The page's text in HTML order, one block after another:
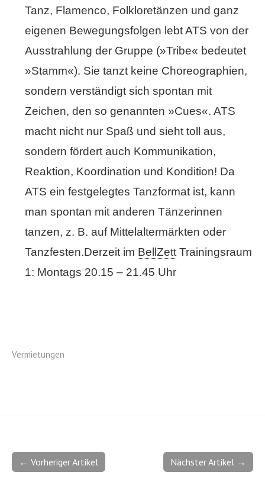
Tanz, Flamenco, Folkloretänzen und ganz
eigenen Bewegungsfolgen lebt ATS von der
Ausstrahlung der Gruppe (»Tribe« bedeutet
»Stamm«). Sie tanzt keine Choreographien,
sondern verständigt sich spontan mit
Zeichen, den so genannten »Cues«. ATS
macht nicht nur Spaß und sieht toll aus,
sondern fördert auch Kommunikation,
Reaktion, Koordination und Kondition! Da
ATS ein festgelegtes Tanzformat ist, kann
man spontan mit anderen Tänzerinnen
tanzen, z. B. auf Mittelaltermärkten oder
Tanzfesten.Derzeit im BellZett Trainingsraum
1: Montags 20.15 – 21.45 Uhr
Vermietungen
Nächster Artikel →
← Vorheriger Artikel